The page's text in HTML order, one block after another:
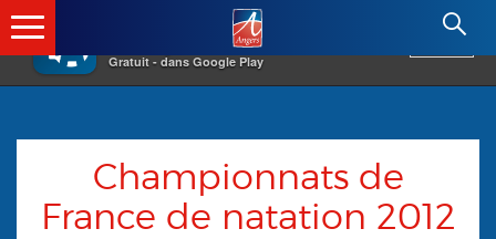
×
Gratuit - dans Google Play
Angers.fr : Retour à l'accueil
Championnats de
France de natation 2012